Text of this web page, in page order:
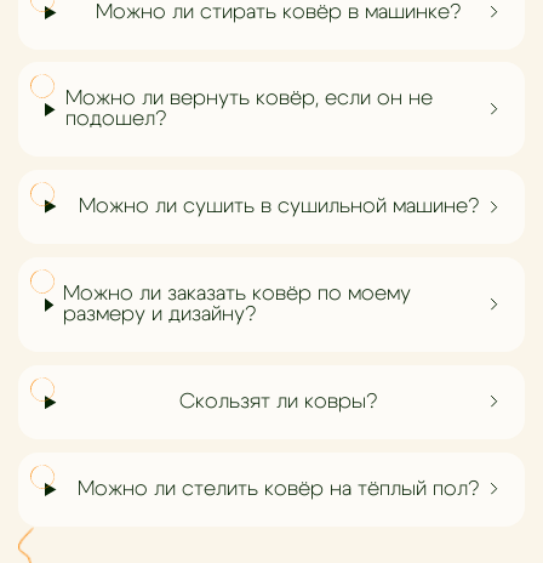
Можно ли стирать ковёр в машинке?
Можно ли вернуть ковёр, если он не
подошел?
Можно ли сушить в сушильной машине?
Можно ли заказать ковёр по моему
размеру и дизайну?
Скользят ли ковры?
Можно ли стелить ковёр на тёплый пол?